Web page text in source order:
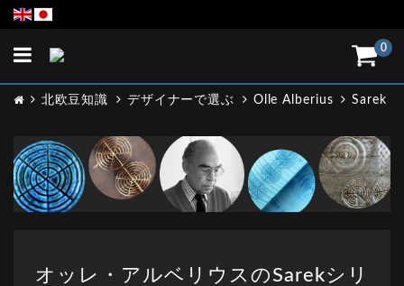
0
Toggle
北欧豆知識 デザイナーで選ぶ Olle Alberius Sarek
オッレ・アルベリウスのSarekシリ